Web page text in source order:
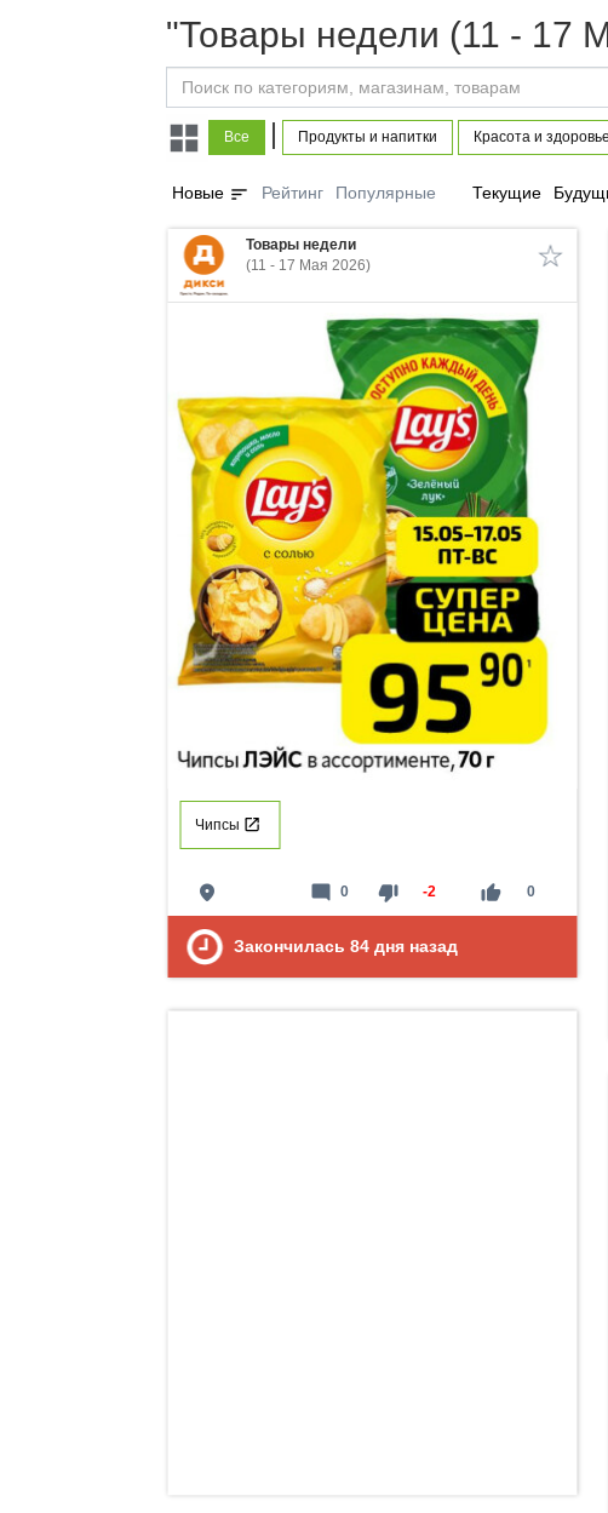
"Товары недели (11 - 17
Все | Продукты и напитки Красота и здоровье
Новые sort Рейтинг Популярные Текущие
Товары недели
(11 - 17 Мая 2026)
Чипсы
place thumb_down -2 thumb_up 0
mode_comment 0
Закончилась 84 дня назад